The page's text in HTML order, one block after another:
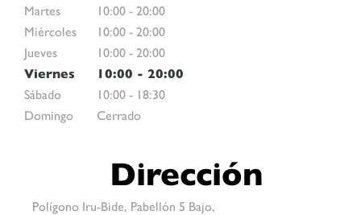
Martes
10:00 - 20:00
Miércoles
10:00 - 20:00
Jueves
10:00 - 20:00
Viernes
10:00 - 20:00
Sábado
10:00 - 18:30
Domingo
Cerrado
Dirección
Polígono Iru-Bide, Pabellón 5 Bajo,